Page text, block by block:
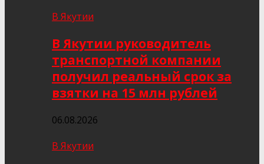
В Якутии
В Якутии руководитель
транспортной компании
получил реальный срок за
взятки на 15 млн рублей
06.08.2026
В Якутии